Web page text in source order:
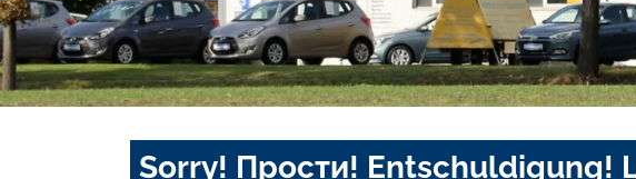
Sorry! Прости! Entschuldigung!